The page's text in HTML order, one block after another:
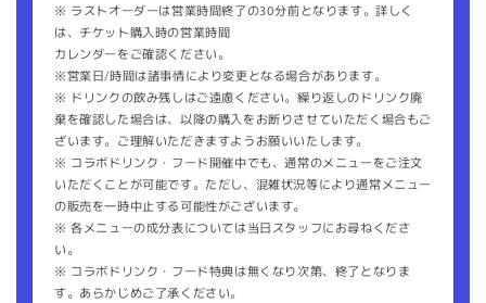
※ ラストオーダーは営業時間終了の30分前となります。詳しく
は、チケット購入時の営業時間
カレンダーをご確認ください。
※営業日/時間は諸事情により変更となる場合があります。
※ ドリンクの飲み残しはご遠慮ください。繰り返しのドリンク廃
棄を確認した場合は、以降の購入をお断りさせていただく場合もご
ざいます。ご理解いただきますようお願いいたします。
※ コラボドリンク・フード開催中でも、通常のメニューをご注文
いただくことが可能です。ただし、混雑状況等により通常メニュー
の販売を一時中止する可能性がございます。
※ 各メニューの成分表については当日スタッフにお尋ねくださ
い。
※ コラボドリンク・フード特典は無くなり次第、終了となりま
す。あらかじめご了承ください。